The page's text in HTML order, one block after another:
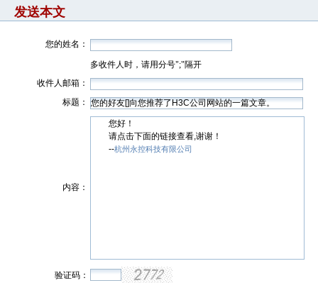
发送本文
您的姓名：
多收件人时，请用分号";"隔开
收件人邮箱：
标题：
内容：
您好！
请点击下面的链接查看,谢谢！
--杭州永控科技有限公司
验证码：